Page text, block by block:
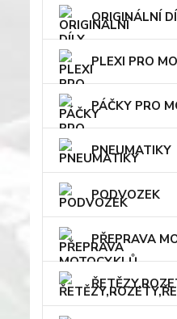
ORIGINÁLNÍ
PLEXI PRO
PÁČKY PRO
PNEUMATIKY
PODVOZEK
PŘEPRAVA